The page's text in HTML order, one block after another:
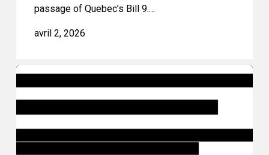
passage of Quebec’s Bill 9.…
avril 2, 2026
Le
projet
de
loi